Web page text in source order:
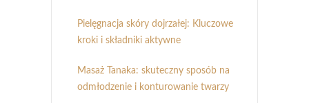
Pielęgnacja skóry dojrzałej: Kluczowe
kroki i składniki aktywne
Masaż Tanaka: skuteczny sposób na
odmłodzenie i konturowanie twarzy